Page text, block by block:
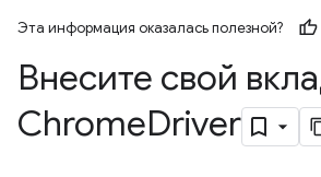
Эта информация оказалась полезной?
Внесите свой
ChromeDriver